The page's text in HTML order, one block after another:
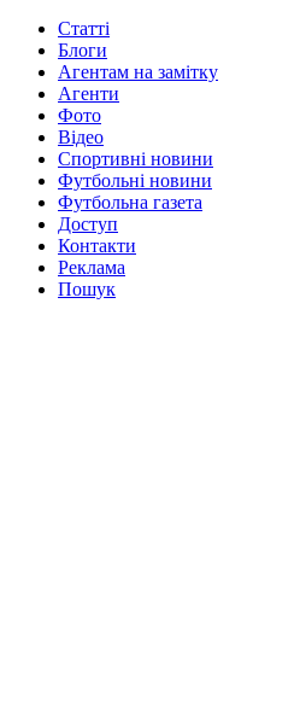
Статті
Блоги
Агентам на замітку
Агенти
Фото
Відео
Спортивні новини
Футбольні новини
Футбольна газета
Доступ
Контакти
Реклама
Пошук